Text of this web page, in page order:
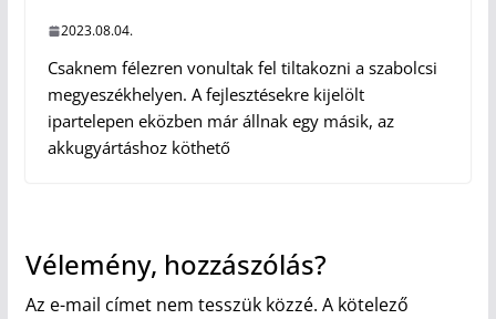
2023.08.04.
Csaknem félezren vonultak fel tiltakozni a szabolcsi
megyeszékhelyen. A fejlesztésekre kijelölt
ipartelepen eközben már állnak egy másik, az
akkugyártáshoz köthető
Vélemény, hozzászólás?
Az e-mail címet nem tesszük közzé. A kötelező